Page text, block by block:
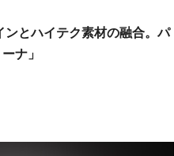
ンとハイテク素材の融合。パ
ナ」